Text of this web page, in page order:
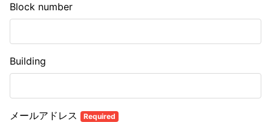
Block number
Building
メールアドレス Required